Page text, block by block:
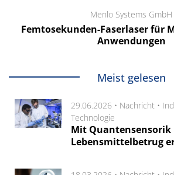
Menlo Systems GmbH
Femtosekunden-Faserlaser für
Anwendungen
Meist gelesen
29.06.2026 • Nachricht •
Technologie
Mit Quantensensorik
Lebensmittelbetrug